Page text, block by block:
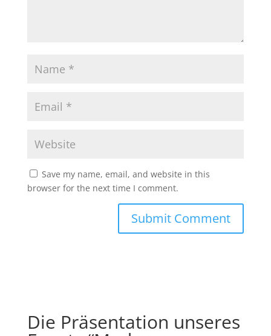
Save my name, email, and website in this
browser for the next time I comment.
Die Präsentation unseres